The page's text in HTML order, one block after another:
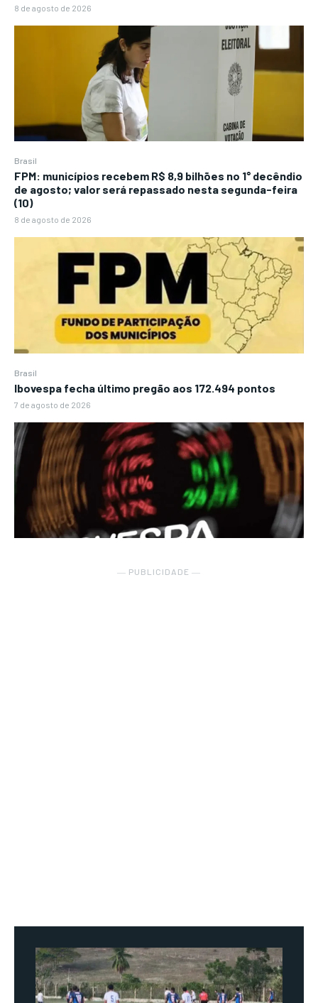
8 de agosto de 2026
Brasil
FPM: municípios recebem R$ 8,9 bilhões no 1° decêndio
de agosto; valor será repassado nesta segunda-feira
(10)
8 de agosto de 2026
Brasil
Ibovespa fecha último pregão aos 172.494 pontos
7 de agosto de 2026
― PUBLICIDADE ―